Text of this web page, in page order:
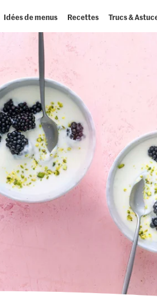
Idées de menus Recettes Trucs &